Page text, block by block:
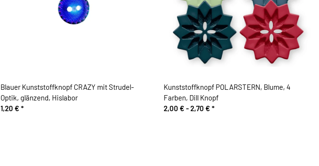
Blauer Kunststoffknopf CRAZY mit Strudel-
Optik, glänzend, Hislabor
1,20 € *
Kunststoffknopf POLARSTERN, Blume, 4
Farben, Dill Knopf
2,00 € -2,70 € *